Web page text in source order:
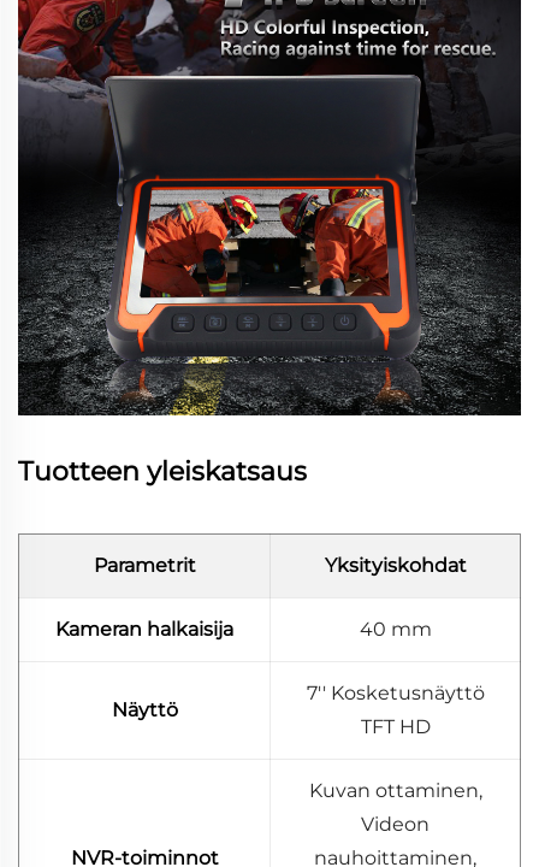
Tuotteen yleiskatsaus
Parametrit Yksityiskohdat
Kameran halkaisija 40 mm
Näyttö
7'' Kosketusnäyttö
TFT HD
NVR-toiminnot
Kuvan ottaminen,
Videon
nauhoittaminen,